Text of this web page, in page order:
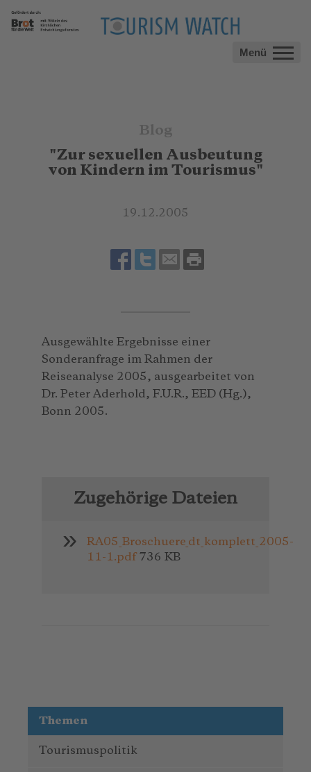
Menü
Blog
"Zur sexuellen Ausbeutung
von Kindern im Tourismus"
19.12.2005
Ausgewählte Ergebnisse einer
Sonderanfrage im Rahmen der
Reiseanalyse 2005, ausgearbeitet von
Dr. Peter Aderhold, F.U.R., EED (Hg.),
Bonn 2005.
Zugehörige Dateien
RA05_Broschuere_dt_komplett_2005-
11-1.pdf736 KB
Themen
Tourismuspolitik